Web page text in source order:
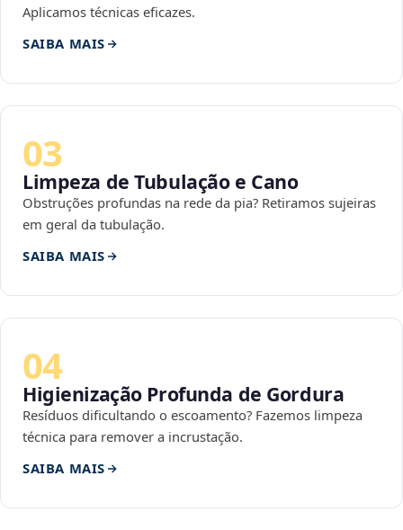
Aplicamos técnicas eficazes.
SAIBA MAIS
03
Limpeza de Tubulação e Cano
Obstruções profundas na rede da pia? Retiramos sujeiras
em geral da tubulação.
SAIBA MAIS
04
Higienização Profunda de Gordura
Resíduos dificultando o escoamento? Fazemos limpeza
técnica para remover a incrustação.
SAIBA MAIS